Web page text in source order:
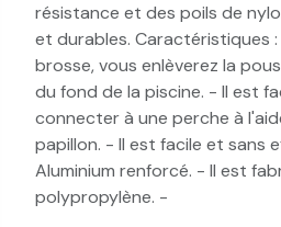
résistance et des poils de
et durables. Caractéristiques
brosse, vous enlèverez la
du fond de la piscine. - Il est
connecter à une perche à
papillon. - Il est facile et sans
Aluminium renforcé. - Il est
polypropylène. -